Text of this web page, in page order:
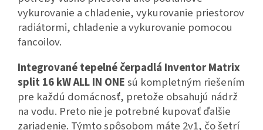
vykurovanie a chladenie, vykurovanie priestorov
radiátormi, chladenie a vykurovanie pomocou
fancoilov.
Integrované tepelné čerpadlá Inventor Matrix
split 16 kW ALL IN ONEsú kompletným riešením
pre každú domácnosť, pretože obsahujú nádrž
na vodu. Preto nie je potrebné kupovať ďalšie
zariadenie. Týmto spôsobom máte 2v1, čo šetrí